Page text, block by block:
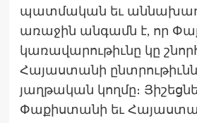
պատմական եւ
առաջին անգամն է, որ
կառավարութիւնը կը
Հայաստանի
յաղթական կողմը։
Փաքիստանի եւ